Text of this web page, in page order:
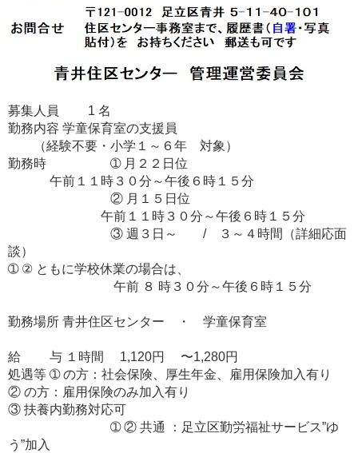
募集人員 1 名
勤務内容 学童保育室の支援員
（経験不要・小学１～６年 対象）
勤務時 ➀ 月２２日位
午前１１時３０分～午後６時１５分
② 月１５日位
午前１１時３０分～午後６時１５分
③ 週３日～ / ３～４時間（詳細応面
談）
➀ ② ともに学校休業の場合は、
午前 ８ 時３０分～午後６時１５分
勤務場所 青井住区センター ・ 学童保育室
給 与 １時間 1,120円 〜1,280円
処遇等 ➀ の方：社会保険、厚生年金、雇用保険加入有り
② の方：雇用保険のみ加入有り
③ 扶養内勤務対応可
➀ ② 共通 ：足立区勤労福祉サービス”ゆ
う”加入